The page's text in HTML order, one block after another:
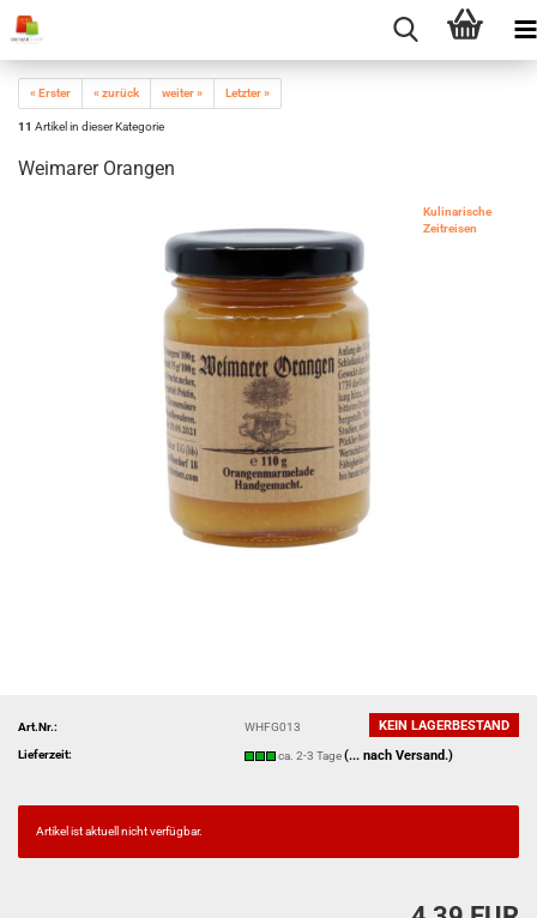
« Erster « zurück weiter » Letzter »
11 Artikel in dieser Kategorie
Weimarer Orangen
Kulinarische
Zeitreisen
KEIN LAGERBESTAND
Art.Nr.: WHFG013
Lieferzeit: ca. 2-3 Tage(... nach Versand.)
Artikel ist aktuell nicht verfügbar.